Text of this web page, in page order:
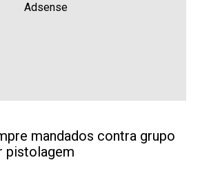
Adsense